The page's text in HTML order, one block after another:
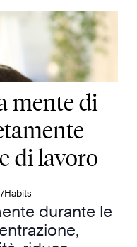
mente di
di lavoro
durante le